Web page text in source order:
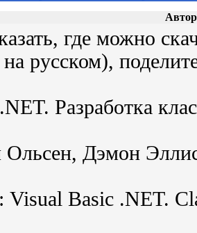
где можно
русском),
Разработка
Ольсен, Дэмон
Visual Basic .NET.